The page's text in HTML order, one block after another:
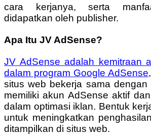
cara kerjanya, serta
didapatkan oleh publisher.
Apa Itu JV AdSense?
JV AdSense adalah kemitraan
dalam program Google AdSense
situs web bekerja sama dengan
memiliki akun AdSense aktif
dalam optimasi iklan. Bentuk
untuk meningkatkan
ditampilkan di situs web.